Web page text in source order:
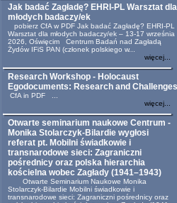
Jak badać Zagładę? EHRI-PL Warsztat dla
młodych badaczy/ek
pobierz CfA w PDF Jak badać Zagładę? EHRI-PL
Warsztat dla młodych badaczy/ek – 13-17 września
2026, Oświęcim Centrum Badań nad Zagładą
Żydów IFiS PAN (członek polskiego w...
więcej...
Research Workshop - Holocaust
Egodocuments: Research and Challenges
CfA in PDF ...
więcej...
Otwarte seminarium naukowe Centrum -
Monika Stolarczyk-Bilardie wygłosi
referat pt. Mobilni świadkowie i
transnarodowe sieci: Zagraniczni
pośrednicy oraz polska hierarchia
kościelna wobec Zagłady (1941–1943)
Otwarte Seminarium Naukowe Monika
Stolarczyk-Bilardie Mobilni świadkowie i
transnarodowe sieci: Zagraniczni pośrednicy oraz